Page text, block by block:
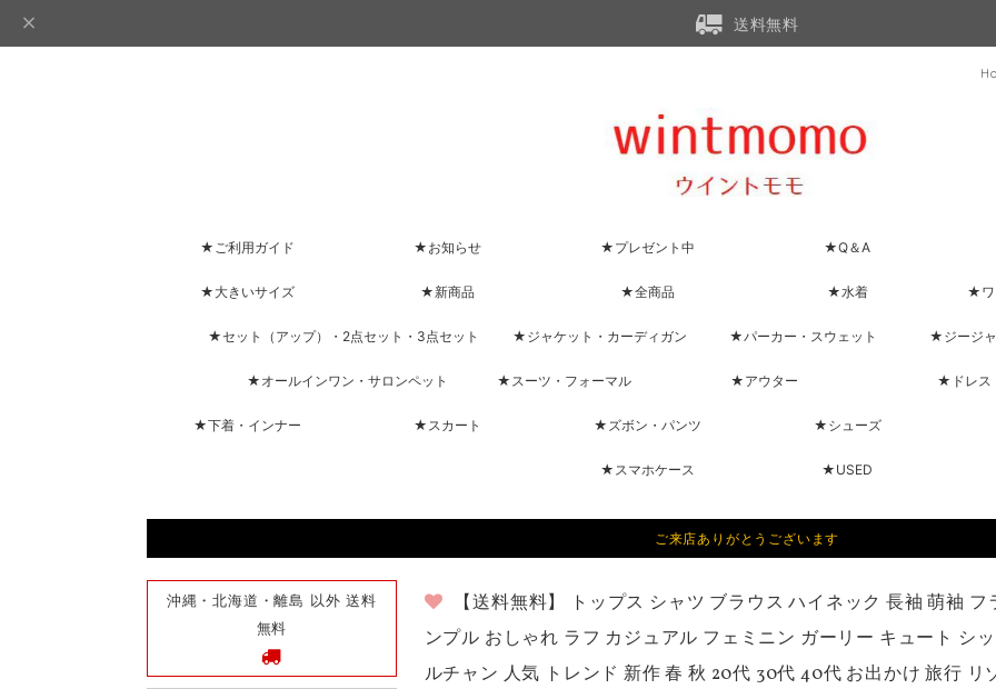
送料無料
★ご利用ガイド ★お知らせ ★プレゼント中 ★Q＆A
★大きいサイズ ★新商品 ★全商品 ★水着 ★ワ
★セット（アップ）・2点セット・3点セット ★ジャケット・カーディガン ★パーカー・スウェット ★ジージ
★オールインワン・サロンペット ★スーツ・フォーマル ★アウター ★ドレス
★下着・インナー ★スカート ★ズボン・パンツ ★シューズ
★スマホケース ★USED
ご来店ありがとうございます
沖縄・北海道・離島 以外 送料
無料
【送料無料】 トップス シャツ ブラウス ハイネック 長袖 萌袖
ンプル おしゃれ ラフ カジュアル フェミニン ガーリー キュート シ
ルチャン 人気 トレンド 新作 春 秋 20代 30代 40代 お出かけ 旅行